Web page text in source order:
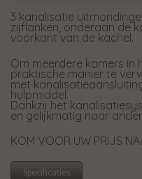
3 kanalisatie
zijflanken, onderaan de
voorkant van de kachel.
Om meerdere kamers in
praktische manier te
met
hulpmiddel.
Dankzij het
en gelijkmatig naar
KOM VOOR UW PRIJS
Specificaties